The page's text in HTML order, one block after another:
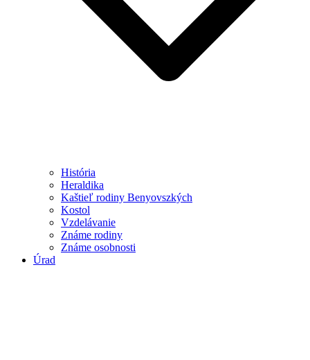
História
Heraldika
Kaštieľ rodiny Benyovszkých
Kostol
Vzdelávanie
Známe rodiny
Známe osobnosti
Úrad